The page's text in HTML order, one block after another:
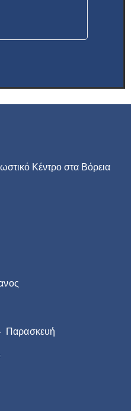
Κέντρο στα Βόρεια
Παρασκευή